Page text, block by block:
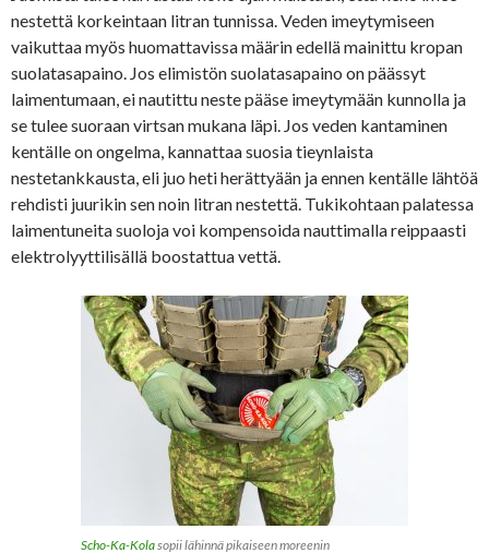
nestettä korkeintaan litran tunnissa. Veden imeytymiseen
vaikuttaa myös huomattavissa määrin edellä mainittu kropan
suolatasapaino. Jos elimistön suolatasapaino on päässyt
laimentumaan, ei nautittu neste pääse imeytymään kunnolla ja
se tulee suoraan virtsan mukana läpi. Jos veden kantaminen
kentälle on ongelma, kannattaa suosia tieynlaista
nestetankkausta, eli juo heti herättyään ja ennen kentälle lähtöä
rehdisti juurikin sen noin litran nestettä. Tukikohtaan palatessa
laimentuneita suoloja voi kompensoida nauttimalla reippaasti
elektrolyyttilisällä boostattua vettä.
Scho-Ka-Kolasopii lähinnä pikaiseen moreenin